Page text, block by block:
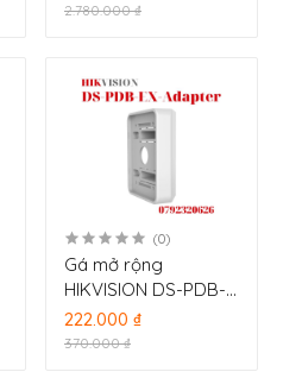
2.780.000 ₫
(0)
Gá mở rộng
HIKVISION DS-PDB-
EX-Adapter
222.000 ₫
370.000 ₫